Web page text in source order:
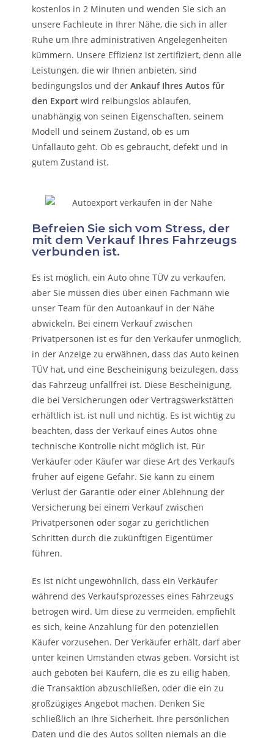
kostenlos in 2 Minuten und wenden Sie sich an
unsere Fachleute in Ihrer Nähe, die sich in aller
Ruhe um Ihre administrativen Angelegenheiten
kümmern. Unsere Effizienz ist zertifiziert, denn alle
Leistungen, die wir Ihnen anbieten, sind
bedingungslos und derAnkauf Ihres Autos für
den Export wird reibungslos ablaufen,
unabhängig von seinen Eigenschaften, seinem
Modell und seinem Zustand, ob es um
Unfallauto geht. Ob es gebraucht, defekt und in
gutem Zustand ist.
Befreien Sie sich vom Stress, der
mit dem Verkauf Ihres Fahrzeugs
verbunden ist.
Es ist möglich, ein Auto ohne TÜV zu verkaufen,
aber Sie müssen dies über einen Fachmann wie
unser Team für den Autoankauf in der Nähe
abwickeln. Bei einem Verkauf zwischen
Privatpersonen ist es für den Verkäufer unmöglich,
in der Anzeige zu erwähnen, dass das Auto keinen
TÜV hat, und eine Bescheinigung beizulegen, dass
das Fahrzeug unfallfrei ist. Diese Bescheinigung,
die bei Versicherungen oder Vertragswerkstätten
erhältlich ist, ist null und nichtig. Es ist wichtig zu
beachten, dass der Verkauf eines Autos ohne
technische Kontrolle nicht möglich ist. Für
Verkäufer oder Käufer war diese Art des Verkaufs
früher auf eigene Gefahr. Sie kann zu einem
Verlust der Garantie oder einer Ablehnung der
Versicherung bei einem Verkauf zwischen
Privatpersonen oder sogar zu gerichtlichen
Schritten durch die zukünftigen Eigentümer
führen.
Es ist nicht ungewöhnlich, dass ein Verkäufer
während des Verkaufsprozesses eines Fahrzeugs
betrogen wird. Um diese zu vermeiden, empfiehlt
es sich, keine Anzahlung für den potenziellen
Käufer vorzusehen. Der Verkäufer erhält, darf aber
unter keinen Umständen etwas geben. Vorsicht ist
auch geboten bei Käufern, die es zu eilig haben,
die Transaktion abzuschließen, oder die ein zu
großzügiges Angebot machen. Denken Sie
schließlich an Ihre Sicherheit. Ihre persönlichen
Daten und die des Autos sollten niemals an die